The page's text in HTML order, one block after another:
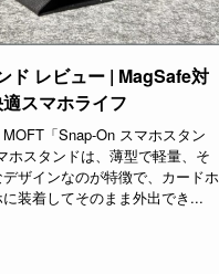
ド レビュー | MagSafe対
スマホライフ
「Snap-On スマホスタン
ホスタンドは、薄型で軽量、そ
ザインなのが特徴で、カードホ
装着してそのまま外出でき...